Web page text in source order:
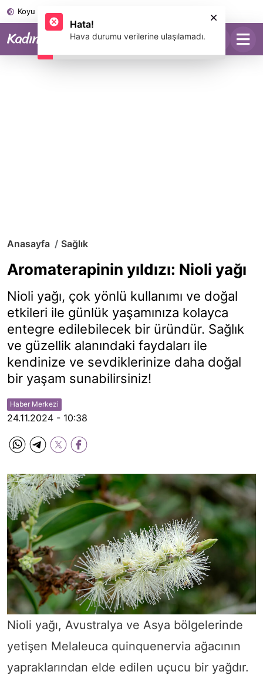
Koyu Mod
Anasayfa Sağlık
Aromaterapinin yıldızı: Nioli yağı
Nioli yağı, çok yönlü kullanımı ve doğal
etkileri ile günlük yaşamınıza kolayca
entegre edilebilecek bir üründür. Sağlık
ve güzellik alanındaki faydaları ile
kendinize ve sevdiklerinize daha doğal
bir yaşam sunabilirsiniz!
Haber Merkezi
24.11.2024 - 10:38
Nioli yağı, Avustralya ve Asya bölgelerinde
yetişen Melaleuca quinquenervia ağacının
yapraklarından elde edilen uçucu bir yağdır.